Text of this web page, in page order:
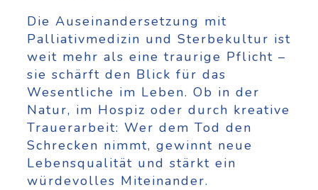
Die Auseinandersetzung mit
Palliativmedizin und Sterbekultur ist
weit mehr als eine traurige Pflicht –
sie schärft den Blick für das
Wesentliche im Leben. Ob in der
Natur, im Hospiz oder durch kreative
Trauerarbeit: Wer dem Tod den
Schrecken nimmt, gewinnt neue
Lebensqualität und stärkt ein
würdevolles Miteinander.